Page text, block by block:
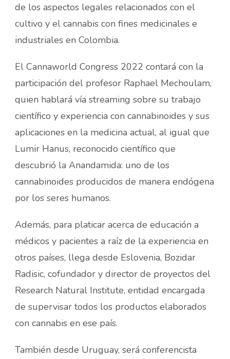
de los aspectos legales relacionados con el
cultivo y el cannabis con fines medicinales e
industriales en Colombia.
El Cannaworld Congress 2022 contará con la
participación del profesor Raphael Mechoulam,
quien hablará vía streaming sobre su trabajo
científico y experiencia con cannabinoides y sus
aplicaciones en la medicina actual, al igual que
Lumir Hanus, reconocido científico que
descubrió la Anandamida: uno de los
cannabinoides producidos de manera endógena
por los seres humanos.
Además, para platicar acerca de educación a
médicos y pacientes a raíz de la experiencia en
otros países, llega desde Eslovenia, Bozidar
Radisic, cofundador y director de proyectos del
Research Natural Institute, entidad encargada
de supervisar todos los productos elaborados
con cannabis en ese país.
También desde Uruguay, será conferencista